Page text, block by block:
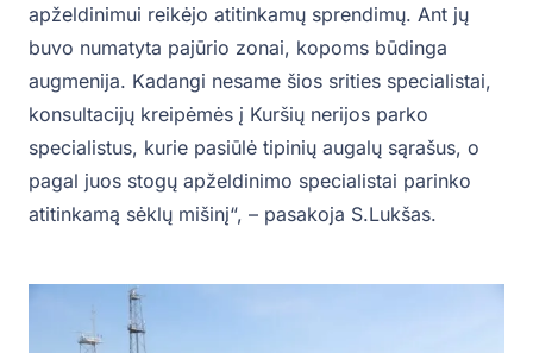
apželdinimui reikėjo atitinkamų sprendimų. Ant jų
buvo numatyta pajūrio zonai, kopoms būdinga
augmenija. Kadangi nesame šios srities specialistai,
konsultacijų kreipėmės į Kuršių nerijos parko
specialistus, kurie pasiūlė tipinių augalų sąrašus, o
pagal juos stogų apželdinimo specialistai parinko
atitinkamą sėklų mišinį“, – pasakoja S.Lukšas.